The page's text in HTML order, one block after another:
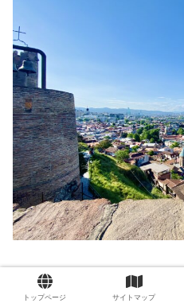
トビリシ市内を一望できるス
結構な坂道で
汗を掻く可能
トップページ サイトマップ